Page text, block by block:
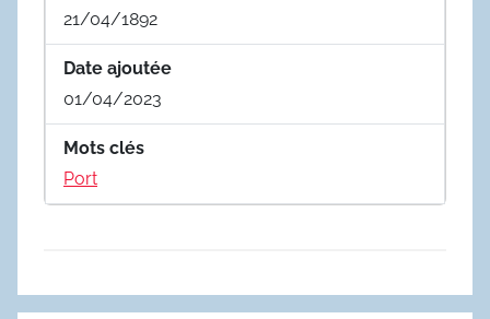
21/04/1892
Date ajoutée
01/04/2023
Mots clés
Port